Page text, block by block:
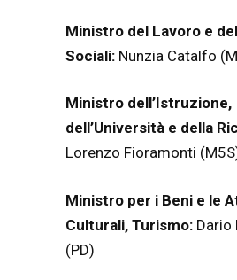
Ministro del Lavoro e
Sociali: Nunzia Catalfo
Ministro dell’Istruzione,
dell’Università e della
Lorenzo Fioramonti
Ministro per i Beni e le
Culturali, Turismo: Dario
(PD)